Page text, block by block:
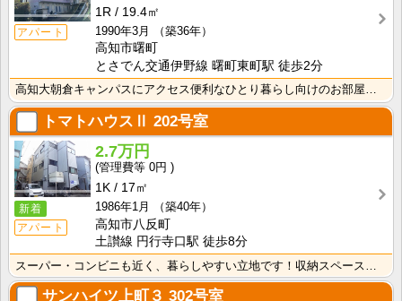
アパート
1R
19.4㎡
1990年3月
（築36年）
高知市曙町
とさでん交通伊野線 曙町東町駅 徒歩2分
トマトハウスⅡ 202号室
新着
アパート
2.7万円
0円
1K
17㎡
1986年1月
（築40年）
高知市八反町
土讃線 円行寺口駅 徒歩8分
サンハイツ上町３ 302号室